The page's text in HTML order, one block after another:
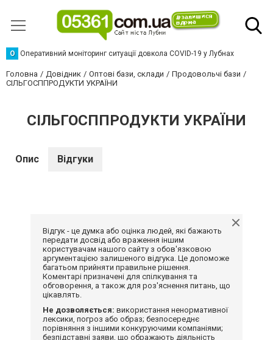
О Оперативний моніторинг ситуації довкола COVID-19 у Лубнах
Головна Довідник Оптові бази, склади
Продовольчі бази
СІЛЬГОСППРОДУКТИ УКРАЇНИ
СІЛЬГОСППРОДУКТИ УКРАЇНИ
Опис Відгуки
Відгук - це думка або оцінка людей, які бажають
передати досвід або враження іншим
користувачам нашого сайту з обов'язковою
аргументацією залишеного відгука. Це допоможе
багатьом прийняти правильне рішення.
Коментарі призначені для спілкування та
обговорення, а також для роз'яснення питань, що
цікавлять.
Не дозволяється: використання ненормативної
лексики, погроз або образ; безпосереднє
порівняння з іншими конкуруючими компаніями;
безпідставні заяви, що ображають діяльність